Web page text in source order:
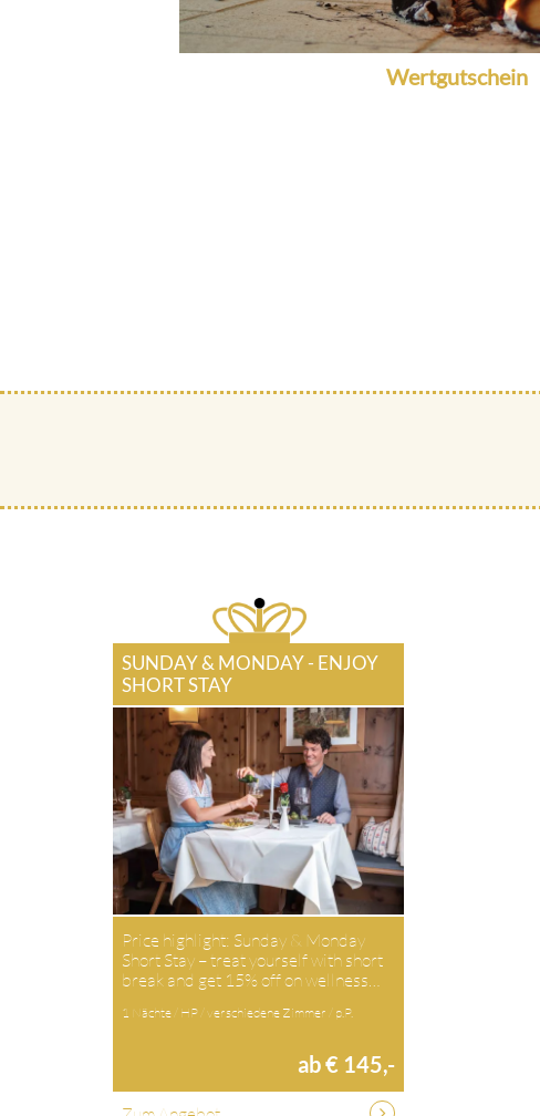
SUNDAY & MONDAY - ENJOY
SHORT STAY
Price highlight: Sunday & Monday
Short Stay – treat yourself with short
break and get 15% off on wellness…
1 Nächte / HP / verschiedene Zimmer / p.P.
ab € 145,-